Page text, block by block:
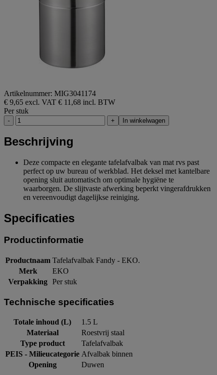
Artikelnummer: MIG3041174
€ 9,65 excl. VAT € 11,68 incl. BTW
Per stuk
- + In winkelwagen
Beschrijving
Deze compacte en elegante tafelafvalbak van mat rvs past
perfect op uw bureau of werkblad. Het deksel met kantelbare
opening sluit automatisch om optimale hygiëne te
waarborgen. De slijtvaste afwerking beperkt vingerafdrukken
en vereenvoudigt dagelijkse reiniging.
Specificaties
Productinformatie
Productnaam Tafelafvalbak Fandy - EKO.
Merk
EKO
Verpakking Per stuk
Technische specificaties
Totale inhoud (L)
1.5 L
Materiaal
Roestvrij staal
Type product
Tafelafvalbak
PEIS - Milieucategorie Afvalbak binnen
Opening
Duwen